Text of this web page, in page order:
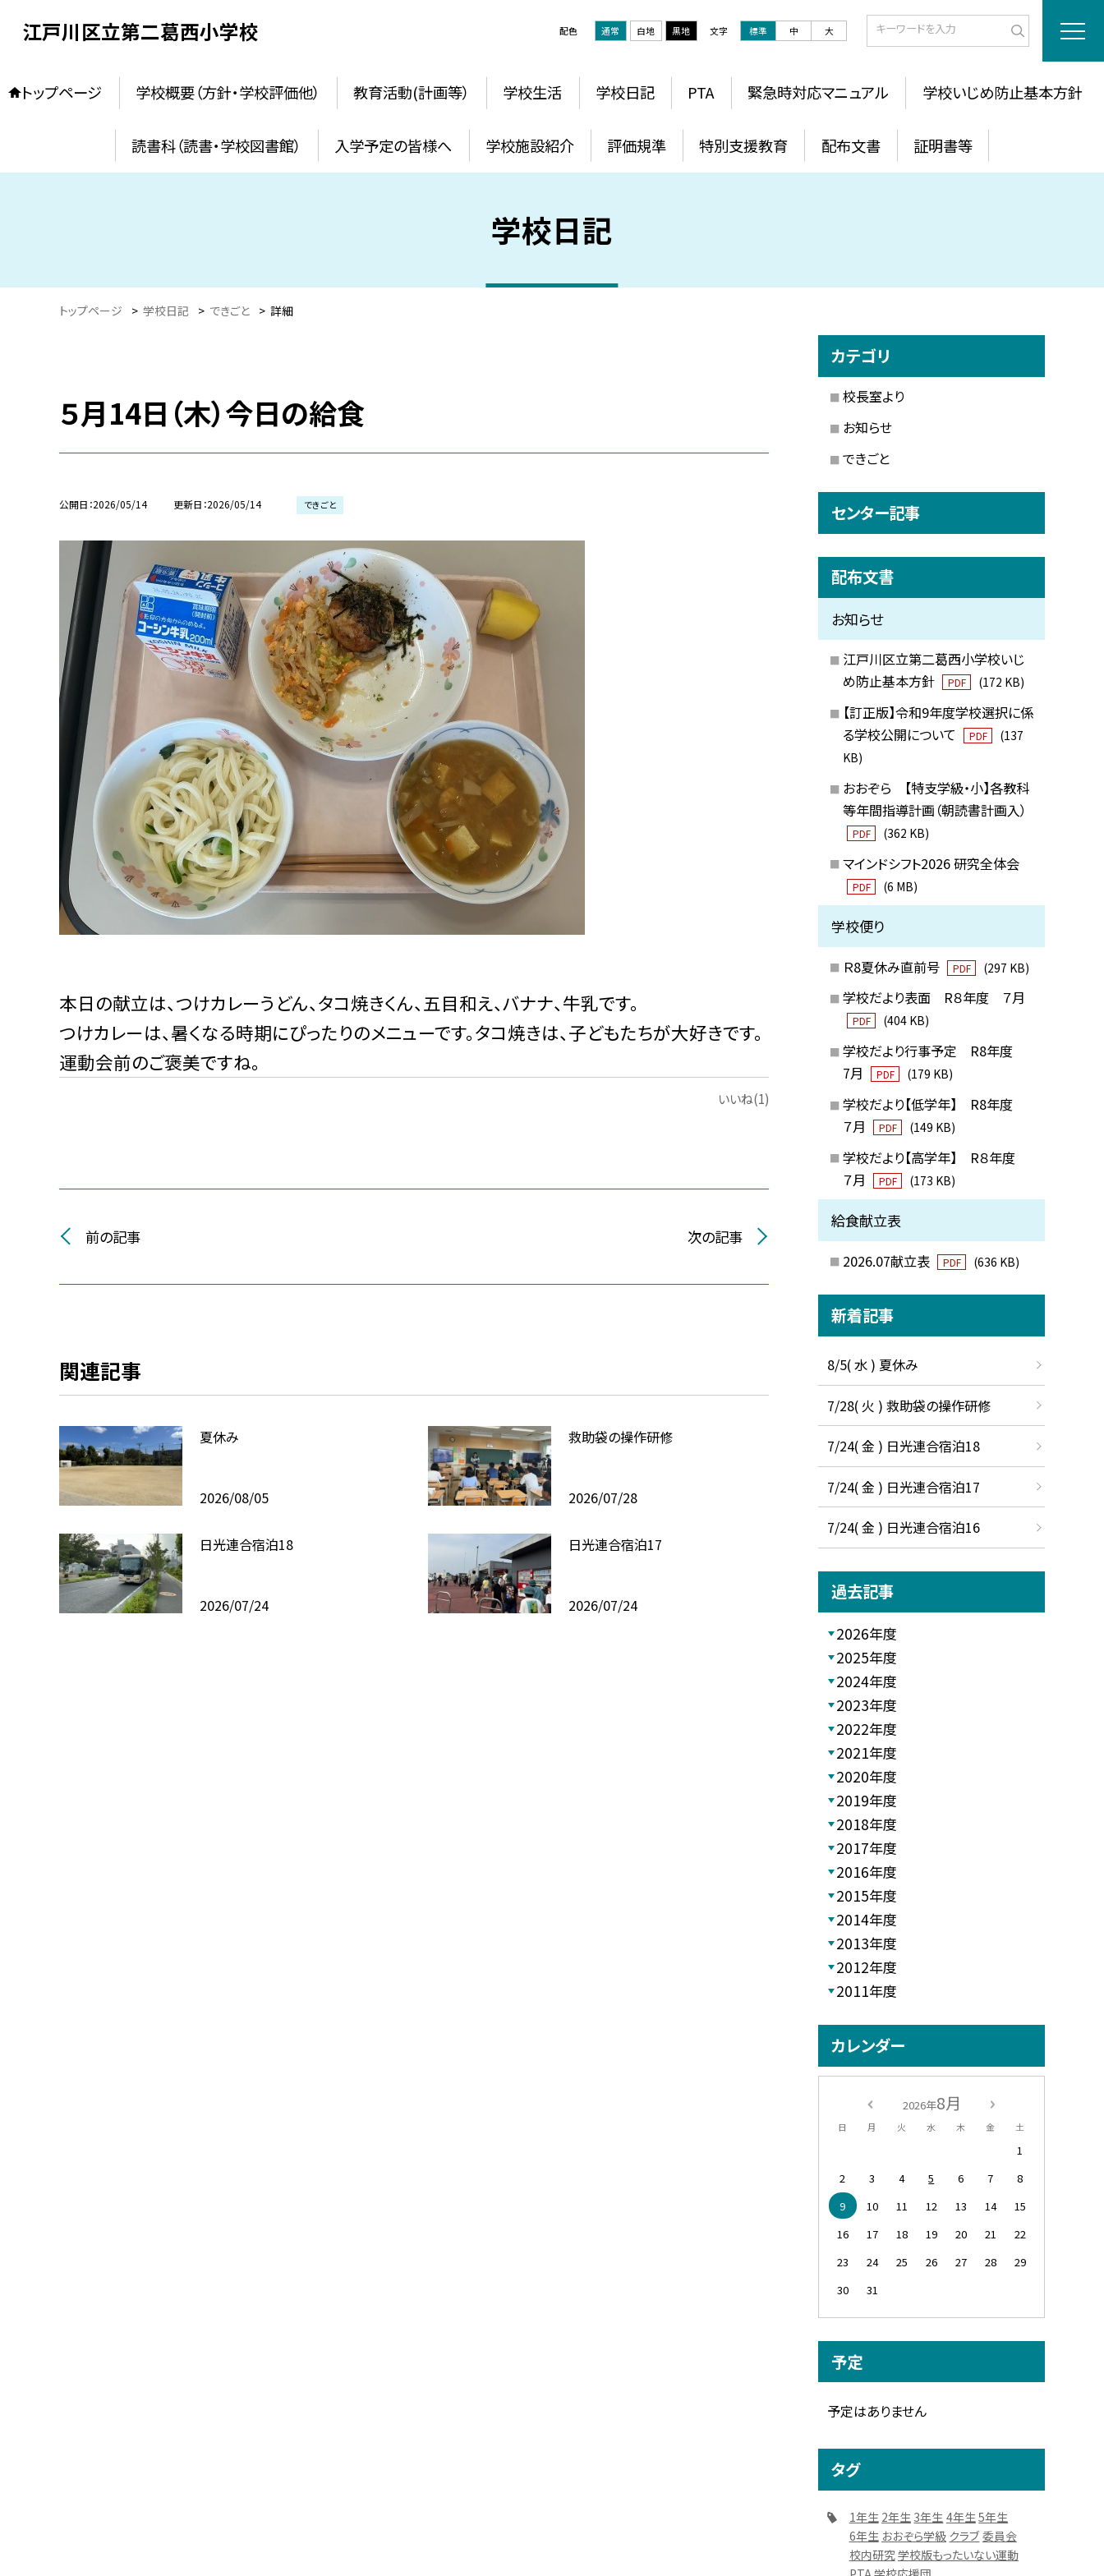
江戸川区立第二葛西小学校 配色 通常 白地 黒地 文字 標準 中 大
トップページ 学校概要（方針・学校評価他） 教育活動(計画等） 学校生活 学校日記 PTA 緊急時対応マニュアル 学校いじめ防止基本方針
読書科（読書・学校図書館） 入学予定の皆様へ 学校施設紹介 評価規準 特別支援教育 配布文書 証明書等
学校日記
トップページ > 学校日記 > できごと > 詳細
５月14日（木）今日の給食
公開日 2026/05/14 更新日 2026/05/14 できごと
本日の献立は、つけカレーうどん、タコ焼きくん、五目和え、バナナ、牛乳です。
つけカレーは、暑くなる時期にぴったりのメニューです。タコ焼きは、子どもたちが大好きです。
運動会前のご褒美ですね。
いいね(1)
前の記事 次の記事
関連記事
夏休み
2026/08/05
救助袋の操作研修
2026/07/28
日光連合宿泊18
2026/07/24
日光連合宿泊17
2026/07/24
カテゴリ
校長室より
お知らせ
できごと
センター記事
配布文書
お知らせ
江戸川区立第二葛西小学校いじ
め防止基本方針
PDF (172 KB)
【訂正版】令和9年度学校選択に係
る学校公開について
PDF
(137
KB)
おおぞら 【特支学級・小】各教科
等年間指導計画（朝読書計画入）
PDF (362 KB)
マインドシフト2026 研究全体会
PDF (6 MB)
学校便り
Ｒ8夏休み直前号 PDF (297 KB)
学校だより表面 R８年度 ７月
PDF (404 KB)
学校だより行事予定 R8年度
7月
PDF (179 KB)
学校だより【低学年】 R8年度
７月
PDF (149 KB)
学校だより【高学年】 R８年度
７月
PDF (173 KB)
給食献立表
2026.07献立表 PDF (636 KB)
新着記事
8/5( 水 ) 夏休み
7/28( 火 ) 救助袋の操作研修
7/24( 金 ) 日光連合宿泊18
7/24( 金 ) 日光連合宿泊17
7/24( 金 ) 日光連合宿泊16
過去記事
2026年度
2025年度
2024年度
2023年度
2022年度
2021年度
2020年度
2019年度
2018年度
2017年度
2016年度
2015年度
2014年度
2013年度
2012年度
2011年度
カレンダー
2026年8月
日 月 火 水 木 金 土
1
2
3 4 5 6 7
8
9
10 11 12 13 14
15
16
17 18 19 20 21
22
23
24 25 26 27 28
29
30
31
予定
予定はありません
タグ
1年生 2年生 3年生 4年生5年生
6年生 おおぞら学級 クラブ委員会
校内研究学校版もったいない運動